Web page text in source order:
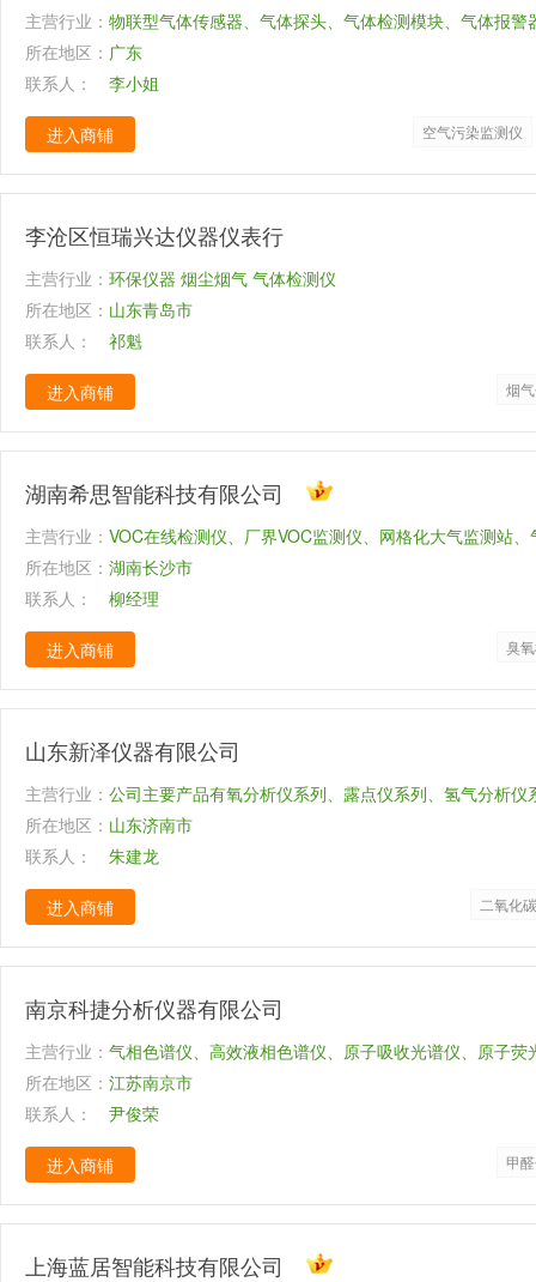
主营行业： 物联型气体传感器、气体探头、气体检测模块、气体报警
测系统
所在地区： 广东
联系人：
李小姐
进入商铺 空气污染监测仪
李沧区恒瑞兴达仪器仪表行
主营行业： 环保仪器 烟尘烟气 气体检测仪
所在地区： 山东青岛市
联系人：
祁魁
进入商铺 烟
湖南希思智能科技有限公司
主营行业： VOC在线检测仪、厂界VOC监测仪、网格化大气监测站
所在地区： 湖南长沙市
联系人：
柳经理
进入商铺 臭
山东新泽仪器有限公司
主营行业： 公司主要产品有氧分析仪系列、露点仪系列、氢气分析仪
析仪系列、气体报警仪系列等，同时过程分析系统有
系统、脱硫脱硝烟气分析系统、在线VOCs分析仪、便携
窑炉气体分析系统、冶金行业气体分析系统、煤化工分析
体分析系统、焦炉煤气氧分析系统、化工行业气体分析系
体分析系统、化学制药气体分析系统等。同时代理英国仕
产品。
所在地区： 山东济南市
联系人：
朱建龙
进入商铺 二氧化
南京科捷分析仪器有限公司
主营行业： 气相色谱仪、高效液相色谱仪、原子吸收光谱仪、原子荧
可见分光光度计、顶空进样器等多种分析仪器及配套产品
所在地区： 江苏南京市
联系人：
尹俊荣
进入商铺 甲
上海蓝居智能科技有限公司